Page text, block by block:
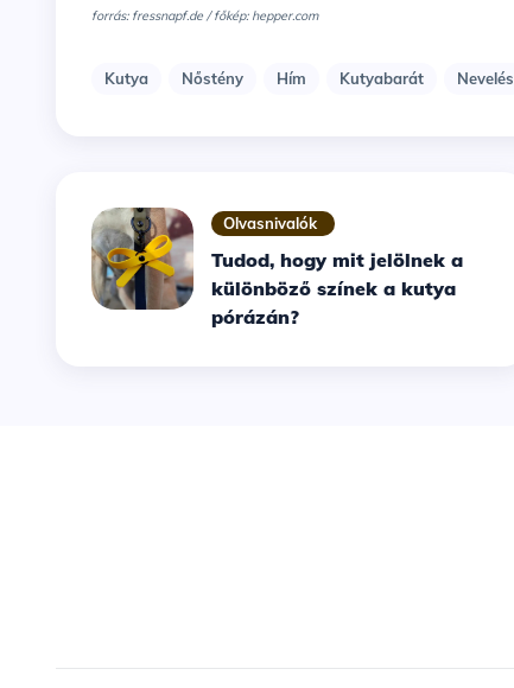
forrás: fressnapf.de / főkép: hepper.com
Kutya Nőstény Hím Kutyabarát Nevelés
Olvasnivalók
Tudod, hogy mit jelölnek a
különböző színek a kutya
pórázán?